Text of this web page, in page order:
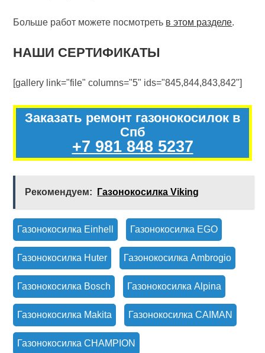
Больше работ можете посмотреть в этом разделе.
НАШИ СЕРТИФИКАТЫ
[gallery link="file" columns="5" ids="845,844,843,842"]
Заказать ремонт газонокосилок в
Спб
+7 981 848 5237
Рекомендуем: Газонокосилка Viking
Газонокосилка Einhell Газонокосилка EGO
Газонокосилка Huter Газонокосилка Ambrogio
Газонокосилка Bosch Газонокосилка Alpina
Газонокосилка Makita Газонокосилка CAIMAN
Газонокосилка CHAMPION